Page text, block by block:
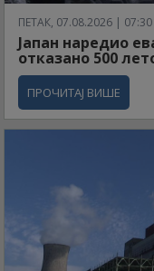
ПЕТАК, 07.08.2026 | 07:30
Јапан наредио
отказано 500
ПРОЧИТАЈ ВИШЕ